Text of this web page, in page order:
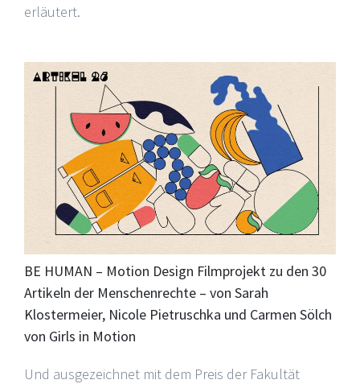
erläutert.
BE HUMAN – Motion Design Filmprojekt zu den 30
Artikeln der Menschenrechte – von Sarah
Klostermeier, Nicole Pietruschka und Carmen Sölch
von Girls in Motion
Und ausgezeichnet mit dem Preis der Fakultät